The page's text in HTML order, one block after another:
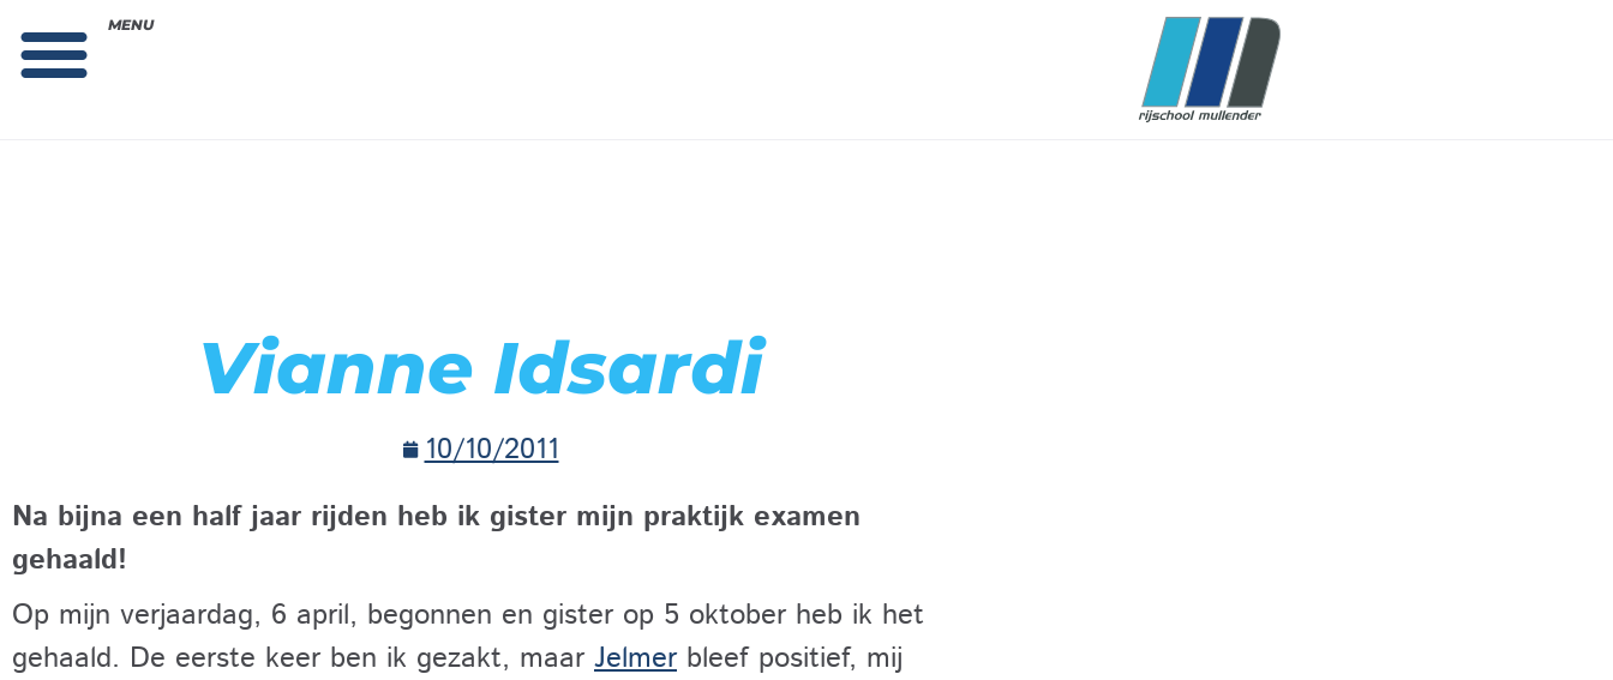
MENU
Vianne Idsardi
10/10/2011
Na bijna een half jaar rijden heb ik gister mijn praktijk examen
gehaald!
Op mijn verjaardag, 6 april, begonnen en gister op 5 oktober heb ik het
gehaald. De eerste keer ben ik gezakt, maar Jelmerbleef positief, mij